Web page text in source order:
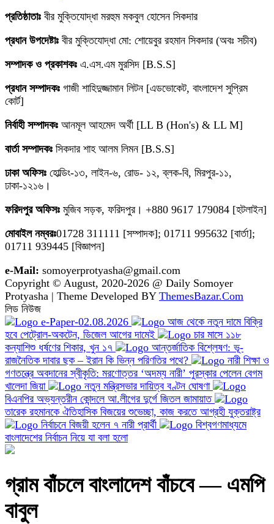
প্রতিষ্ঠাতাঃ বীর মুক্তিযোদ্ধা মরহুম মকবুল হোসেন সিকদার
প্রধান উপদেষ্টাঃ বীর মুক্তিযোদ্ধা মো: শোয়েবুর রহমান সিকদার (অবঃ সচীব)
সম্পাদক ও প্রকাশকঃ এ.এস.এম মুরসিদ [B.S.S]
প্রধান সম্পাদকঃ গাজী শাহিদুজ্জামান লিটন [এডভোকেট, বাংলাদেশ সুপ্রিম
কোর্ট]
নির্বাহী সম্পাদকঃ আনমূল আহমেদ অর্থী [LL B (Hon's) & LL M]
বার্তা সম্পাদকঃ সিকদার শাহ আলম লিমন [B.S.S]
ঢাকা অফিসঃ হোল্ডিং-১৩, লাইন-৬, রোড- ১২, ব্লক-বি, মিরপুর-১১,
ঢাকা-১২১৬।
ফরিদপুর অফিসঃ মুজিব সড়ক, ফরিদপুর। +880 9617 179084 [হটলাইন]
মোবাইল নম্বরঃ01728 311111 [সম্পাদক]; 01711 995632 [বার্তা];
01711 939445 [বিজ্ঞাপন]
e-Mail: somoyerprotyasha@gmail.com
Copyright © August, 2020-2026 @ Daily Somoyer
Protyasha | Theme Developed BY ThemesBazar.Com
লিড নিউজ
e-Paper-02.08.2026
আজ থেকে নতুন দামে বিক্রি
হবে পেট্রোল-অকটেন, ডিজেল আগের দামেই
চার মাসে ১১৮
কন্যাশিশু ধর্ষণের শিকার, খুন ১৭
আন্তর্জাতিক বিশ্লেষণ: ভূ-
রাজনৈতিক দাবার ছক – ইরান কি ভিন্ন পরিণতির পথে?
নারী শিক্ষা ও
গণতন্ত্রে অবদানের স্বীকৃতি: মরণোত্তর ‘অদম্য নারী’ পুরস্কার পেলেন বেগম
খালেদা জিয়া
নতুন মন্ত্রিসভার দায়িত্ব বণ্টন ঘোষণা
বিএনপির অভ্যন্তরীন কোন্দলে আ.লীগের দুর্গে জিতল জামায়াত
তারেক রহমানকে ঐতিহাসিক বিজয়ের শুভেচ্ছা, কাজ করতে আগ্রহী যুক্তরাষ্ট্র
নির্বাচনে বিজয়ী হলেন ৭ নারী প্রার্থী
বিশ্বগণমাধ্যমে
বাংলাদেশের নির্বাচন নিয়ে যা বলা হলো
গ্রাম বাঁচলে বাংলাদেশ বাঁচবে — এমপি
বাবুল